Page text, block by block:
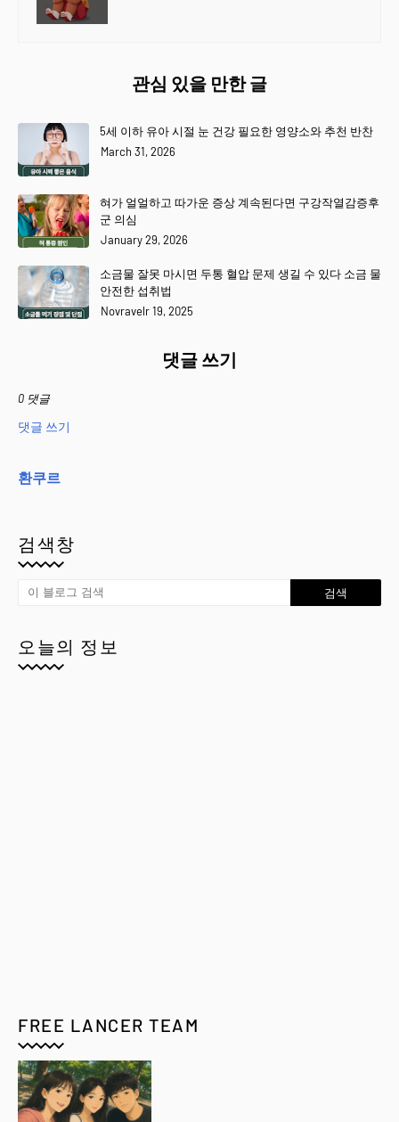
관심 있을 만한 글
5세 이하 유아 시절 눈 건강 필요한 영양소와 추천 반찬
March 31, 2026
혀가 얼얼하고 따가운 증상 계속된다면 구강작열감증후
군 의심
January 29, 2026
소금물 잘못 마시면 두통 혈압 문제 생길 수 있다 소금 물
안전한 섭취법
Novravelr 19, 2025
댓글 쓰기
0 댓글
댓글 쓰기
환쿠르
검색창
오늘의 정보
FREE LANCER TEAM